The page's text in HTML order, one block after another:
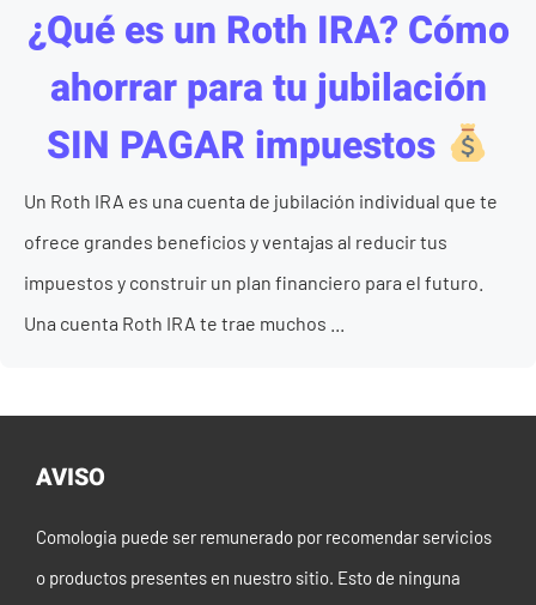
¿Qué es un Roth IRA? Cómo
ahorrar para tu jubilación
SIN PAGAR impuestos
Un Roth IRA es una cuenta de jubilación individual que te
ofrece grandes beneficios y ventajas al reducir tus
impuestos y construir un plan financiero para el futuro.
Una cuenta Roth IRA te trae muchos ...
AVISO
Comologia puede ser remunerado por recomendar servicios
o productos presentes en nuestro sitio. Esto de ninguna